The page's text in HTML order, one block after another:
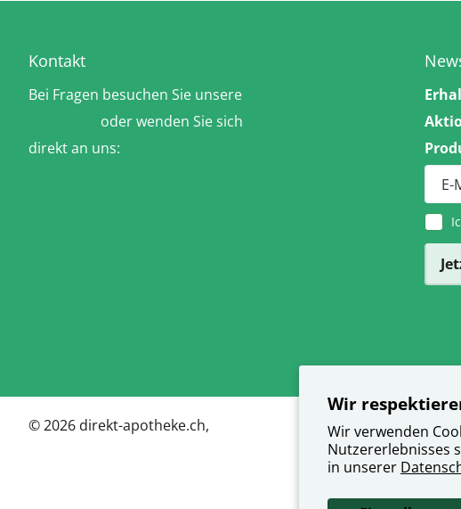
Wir
Wir verwenden
Nutzererlebnisses
in unserer
Kontakt
Bei Fragen besuchen Sie unsere
oder wenden Sie sich
direkt an uns:
©2026 direkt-apotheke.ch,